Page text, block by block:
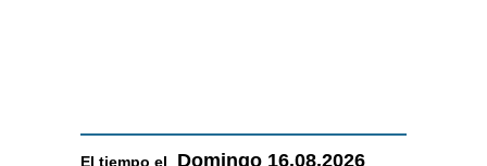
El tiempo el Domingo 16.08.2026